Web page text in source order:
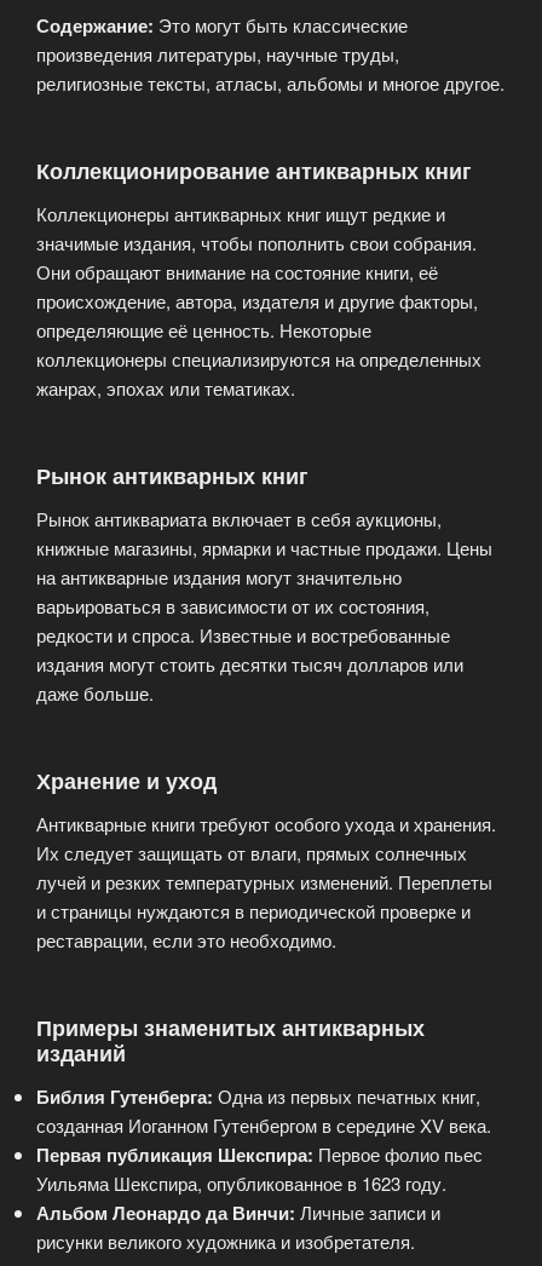
Содержание: Это могут быть классические
произведения литературы, научные труды,
религиозные тексты, атласы, альбомы и многое другое.
Коллекционирование антикварных книг
Коллекционеры антикварных книг ищут редкие и
значимые издания, чтобы пополнить свои собрания.
Они обращают внимание на состояние книги, её
происхождение, автора, издателя и другие факторы,
определяющие её ценность. Некоторые
коллекционеры специализируются на определенных
жанрах, эпохах или тематиках.
Рынок антикварных книг
Рынок антиквариата включает в себя аукционы,
книжные магазины, ярмарки и частные продажи. Цены
на антикварные издания могут значительно
варьироваться в зависимости от их состояния,
редкости и спроса. Известные и востребованные
издания могут стоить десятки тысяч долларов или
даже больше.
Хранение и уход
Антикварные книги требуют особого ухода и хранения.
Их следует защищать от влаги, прямых солнечных
лучей и резких температурных изменений. Переплеты
и страницы нуждаются в периодической проверке и
реставрации, если это необходимо.
Примеры знаменитых антикварных
изданий
Библия Гутенберга: Одна из первых печатных книг,
созданная Иоганном Гутенбергом в середине XV века.
Первая публикация Шекспира: Первое фолио пьес
Уильяма Шекспира, опубликованное в 1623 году.
Альбом Леонардо да Винчи: Личные записи и
рисунки великого художника и изобретателя.